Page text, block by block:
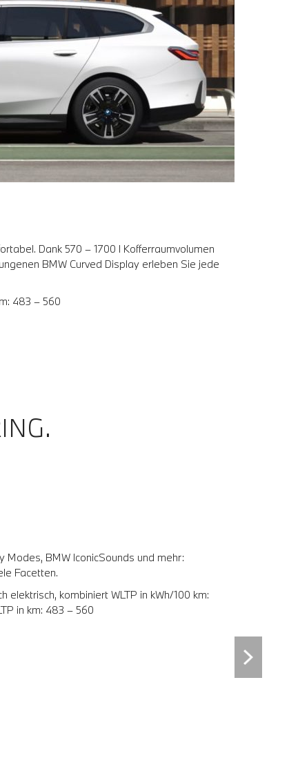
Dank 570 – 1700 l Kofferraumvolumen
BMW Curved Display erleben Sie jede
483 – 560
Modes, BMW IconicSounds und mehr:
Facetten.
elektrisch, kombiniert WLTP in kWh/100 km:
in km: 483 – 560